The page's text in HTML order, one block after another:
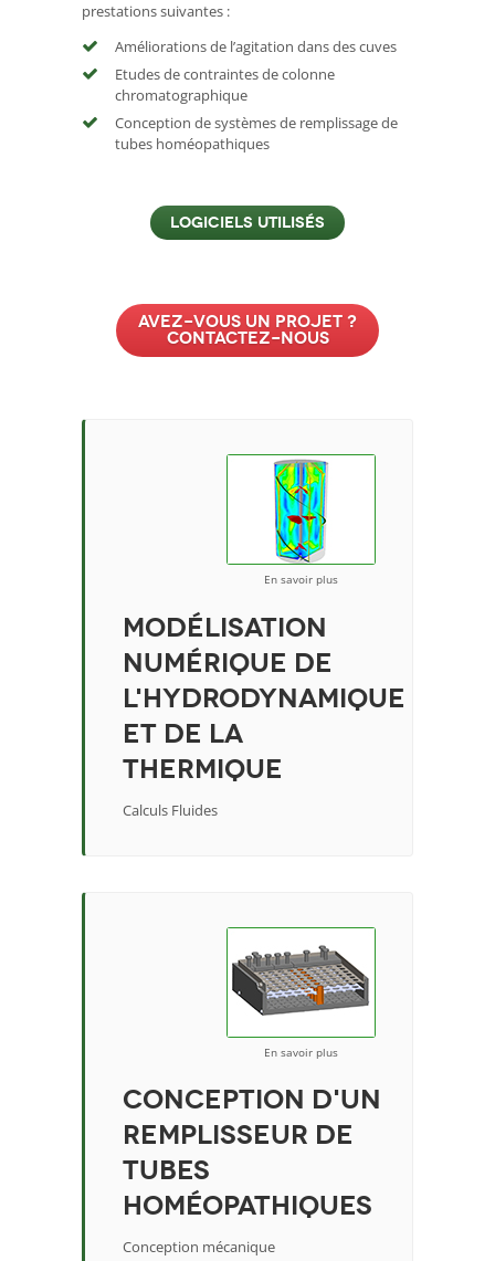
prestations suivantes :
Améliorations de l’agitation dans des cuves
Etudes de contraintes de colonne
chromatographique
Conception de systèmes de remplissage de
tubes homéopathiques
LOGICIELS UTILISÉS
Avez-vous un projet ?
Contactez-nous
En savoir plus
Modélisation
numérique de
l'hydrodynamique
et de la
thermique
Calculs Fluides
En savoir plus
Conception d'un
remplisseur de
tubes
homéopathiques
Conception mécanique